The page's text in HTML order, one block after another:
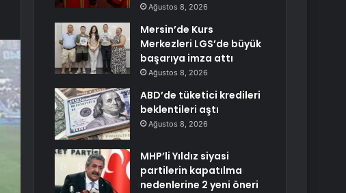
Ağustos 8, 2026
Mersin’de Kurs
Merkezleri LGS’de büyük
başarıya imza attı
Ağustos 8, 2026
ABD’de tüketici kredileri
beklentileri aştı
Ağustos 8, 2026
MHP’li Yıldız siyasi
partilerin kapatılma
nedenlerine 2 yeni öneri